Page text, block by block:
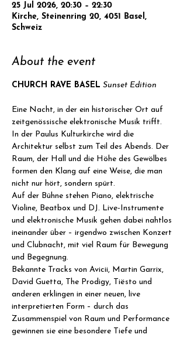
25 Jul 2026, 20:30 – 22:30
Kirche, Steinenring 20, 4051 Basel,
Schweiz
About the event
CHURCH RAVE BASEL Sunset Edition
Eine Nacht, in der ein historischer Ort auf
zeitgenössische elektronische Musik trifft.
In der Paulus Kulturkirche wird die
Architektur selbst zum Teil des Abends. Der
Raum, der Hall und die Höhe des Gewölbes
formen den Klang auf eine Weise, die man
nicht nur hört, sondern spürt.
Auf der Bühne stehen Piano, elektrische
Violine, Beatbox und DJ. Live-Instrumente
und elektronische Musik gehen dabei nahtlos
ineinander über – irgendwo zwischen Konzert
und Clubnacht, mit viel Raum für Bewegung
und Begegnung.
Bekannte Tracks von Avicii, Martin Garrix,
David Guetta, The Prodigy, Tiësto und
anderen erklingen in einer neuen, live
interpretierten Form – durch das
Zusammenspiel von Raum und Performance
gewinnen sie eine besondere Tiefe und